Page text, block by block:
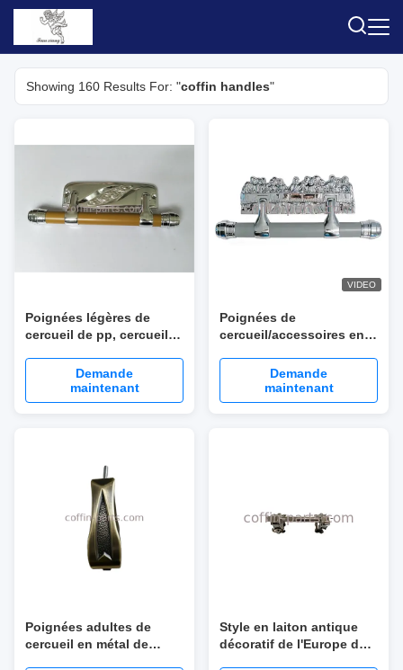
Showing 160 Results For: "coffin handles"
Poignées légères de
cercueil de pp, cercueils
cercueilsDemande
maintenant
VIDEO
Poignées de
cercueil/accessoires en
cercueil Metallzation d'or
Demande
maintenant
Poignées adultes de
cercueil en métal de
Style en laiton antique
décoratif de l'Europe de